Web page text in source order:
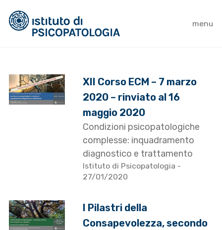
menu
XII Corso ECM – 7 marzo
2020 – rinviato al 16
maggio 2020
Condizioni psicopatologiche
complesse: inquadramento
diagnostico e trattamento
Istituto di Psicopatologia -
27/01/2020
I Pilastri della
Consapevolezza, secondo